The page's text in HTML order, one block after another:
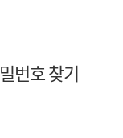
번호 찾기